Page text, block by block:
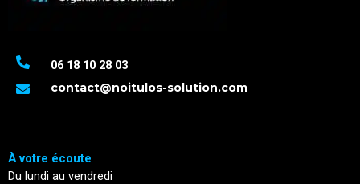
06 18 10 28 03
contact@noitulos-solution.com
À votre écoute
Du lundi au vendredi